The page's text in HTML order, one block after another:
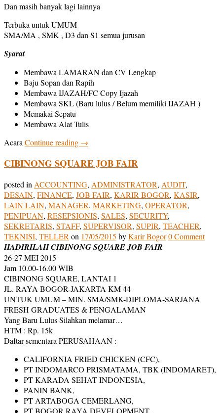
Dan masih banyak lagi lainnya
Terbuka untuk UMUM
SMA/MA , SMK , D3 dan S1 semua jurusan
Syarat
Membawa LAMARAN dan CV Lengkap
Baju Sopan dan Rapih
Membawa IJAZAH/FC Copy Ijazah
Membawa SKL (Baru lulus / Belum memiliki IJAZAH )
Memakai Sepatu
Membawa Alat Tulis
Acara Continue reading →
CIBINONG SQUARE JOB FAIR
posted in ACCOUNTING, ADMINISTRATOR, AUDIT,
DESAIN, FINANCE, JOB FAIR, KARIR BOGOR, KASIR,
LAIN LAIN, MANAGER, MARKETING, OPERATOR,
PENIPUAN, RESEPSIONIS, SALES, SECURITY,
SEKRETARIS, STAFF, SUPERVISOR, SUPIR, TEACHER,
TEKNISI, TELLER on 17/05/2015 byKarir Bogor0 Comment
HADIRILAH CIBINONG SQUARE JOB FAIR
26-27 MEI 2015
Jam 10.00-16.00 WIB
CIBINONG SQUARE, LANTAI 1
JL. RAYA BOGOR-JAKARTA KM 44
UNTUK UMUM – MIN. SMA/SMK-DIPLOMA-SARJANA
FRESH GRADUATES & PENGALAMAN
Yang Baru Lulus Silahkan melamar…
HTM : Rp. 15k
Daftar sementara PERUSAHAAN :
CALIFORNIA FRIED CHICKEN (CFC),
PT INDOMARCO PRISMATAMA, TBK (INDOMARET),
PT KARADA SEHAT INDONESIA,
PANIN BANK,
PT ARTABOGA CEMERLANG,
PT BOGOR RAYA DEVELOPMENT,